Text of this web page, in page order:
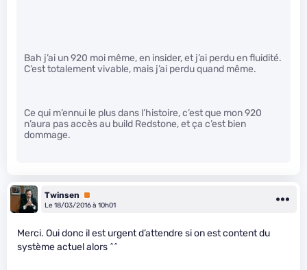
Bah j’ai un 920 moi même, en insider, et j’ai perdu en fluidité.
C’est totalement vivable, mais j’ai perdu quand même.
Ce qui m’ennui le plus dans l’histoire, c’est que mon 920
n’aura pas accès au build Redstone, et ça c’est bien
dommage.
Twinsen
Premium
Le 18/03/2016 à 10h01
Merci. Oui donc il est urgent d’attendre si on est content du
système actuel alors ^^